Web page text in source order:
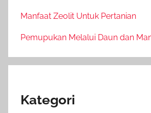
Manfaat Zeolit Untuk Pertanian
Pemupukan Melalui Daun dan
Kategori